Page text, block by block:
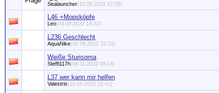
Sealauncher(10.05.2022 12:28)
L46 +Mopsköpfe
Leo(04.08.2022 18:32)
L236 Geschlecht
AquaNike(06.08.2022 15:10)
Weiße Sturisoma
Steffi117h(06.11.2022 09:14)
L37 wer kann mir helfen
Valestris(10.10.2022 23:41)